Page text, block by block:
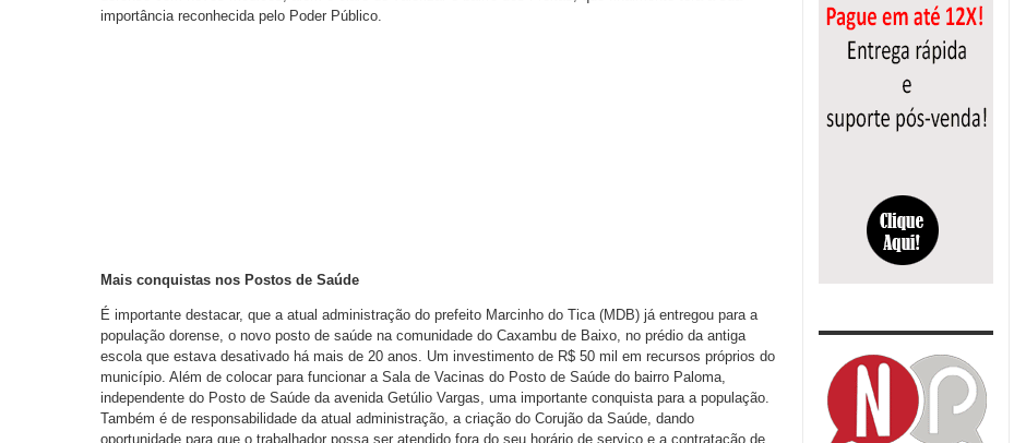
importância reconhecida pelo Poder Público.
Mais conquistas nos Postos de Saúde
É importante destacar, que a atual administração do prefeito Marcinho do Tica (MDB) já entregou para a
população dorense, o novo posto de saúde na comunidade do Caxambu de Baixo, no prédio da antiga
escola que estava desativado há mais de 20 anos. Um investimento de R$ 50 mil em recursos próprios do
município. Além de colocar para funcionar a Sala de Vacinas do Posto de Saúde do bairro Paloma,
independente do Posto de Saúde da avenida Getúlio Vargas, uma importante conquista para a população.
Também é de responsabilidade da atual administração, a criação do Corujão da Saúde, dando
oportunidade para que o trabalhador possa ser atendido fora do seu horário de serviço e a contratação de